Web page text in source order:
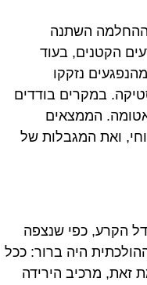
ההחלמה השתנה
הקטנים, בעוד
נזקקו
במקרים בודדים
הממצאים
ואת המגבלות של
הקרע, כפי שנצפה
היה ברור: ככל
זאת, מרכיב הירידה